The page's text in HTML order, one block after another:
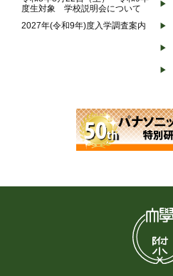
度生対象 学校説明会について
2027年(令和9年)度入学調査案内